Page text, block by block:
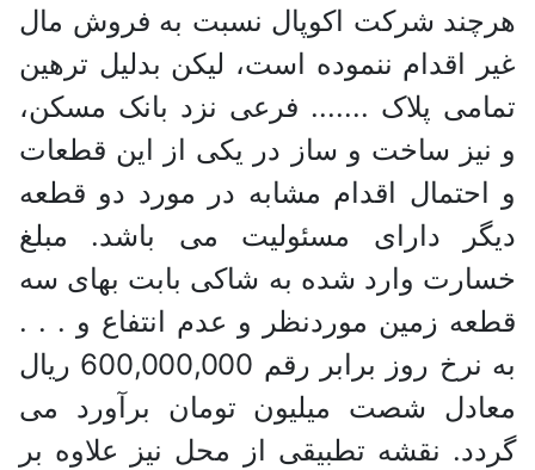
هرچند شرکت اکوپال نسبت به فروش مال
غیر اقدام ننموده است، لیکن بدلیل ترهین
تمامی پلاک ....... فرعی نزد بانک مسکن،
و نیز ساخت و ساز در یکی از این قطعات
و احتمال اقدام مشابه در مورد دو قطعه
دیگر دارای مسئولیت می باشد. مبلغ
خسارت وارد شده به شاکی بابت بهای سه
قطعه زمین موردنظر و عدم انتفاع و . . .
به نرخ روز برابر رقم 600,000,000 ریال
معادل شصت میلیون تومان برآورد می
گردد. نقشه تطبیقی از محل نیز علاوه بر